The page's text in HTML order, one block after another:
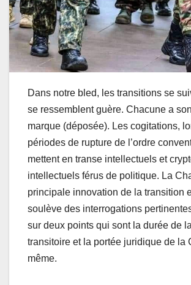
Dans notre bled, les transitions se
se ressemblent guère. Chacune a
marque (déposée). Les cogitations,
périodes de rupture de l’ordre
mettent en transe intellectuels et
intellectuels férus de politique. La
principale innovation de la transition
soulève des interrogations
sur deux points qui sont la durée de
transitoire et la portée juridique de la
même.